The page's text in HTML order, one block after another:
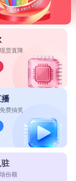
货直降
播
费抽奖
驻
份额